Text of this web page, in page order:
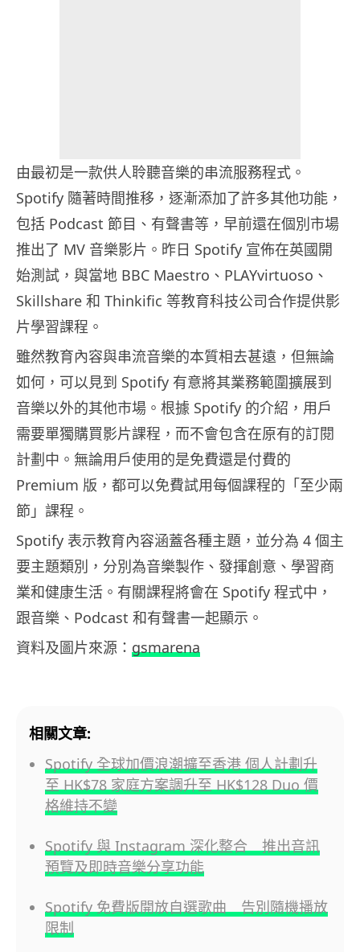
由最初是一款供人聆聽音樂的串流服務程式。
Spotify 隨著時間推移，逐漸添加了許多其他功能，
包括 Podcast 節目、有聲書等，早前還在個別市場
推出了 MV 音樂影片。昨日 Spotify 宣佈在英國開
始測試，與當地 BBC Maestro、PLAYvirtuoso、
Skillshare 和 Thinkific 等教育科技公司合作提供影
片學習課程。
雖然教育內容與串流音樂的本質相去甚遠，但無論
如何，可以見到 Spotify 有意將其業務範圍擴展到
音樂以外的其他市場。根據 Spotify 的介紹，用戶
需要單獨購買影片課程，而不會包含在原有的訂閱
計劃中。無論用戶使用的是免費還是付費的
Premium 版，都可以免費試用每個課程的「至少兩
節」課程。
Spotify 表示教育內容涵蓋各種主題，並分為 4 個主
要主題類別，分別為音樂製作、發揮創意、學習商
業和健康生活。有關課程將會在 Spotify 程式中，
跟音樂、Podcast 和有聲書一起顯示。
資料及圖片來源： gsmarena
相關文章:
Spotify 全球加價浪潮擴至香港 個人計劃升
至 HK$78 家庭方案調升至 HK$128 Duo 價
格維持不變
Spotify 與 Instagram 深化整合 推出音訊
預覽及即時音樂分享功能
Spotify 免費版開放自選歌曲 告別隨機播放
限制